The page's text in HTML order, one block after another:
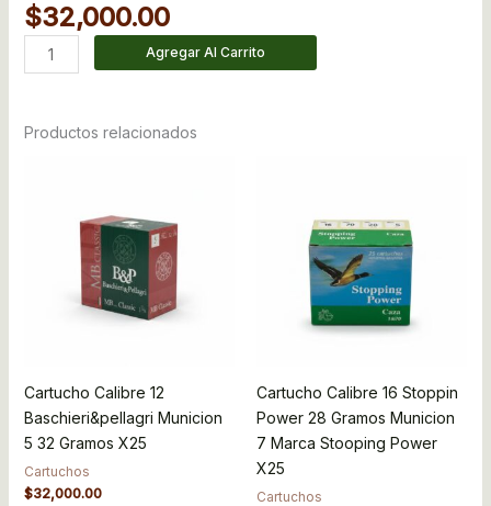
$32,000.00
Agregar Al Carrito
Productos relacionados
Cartucho Calibre 12
Baschieri&pellagri Municion
5 32 Gramos X25
Cartuchos
$32,000.00
Cartucho Calibre 16 Stoppin
Power 28 Gramos Municion
7 Marca Stooping Power
X25
Cartuchos